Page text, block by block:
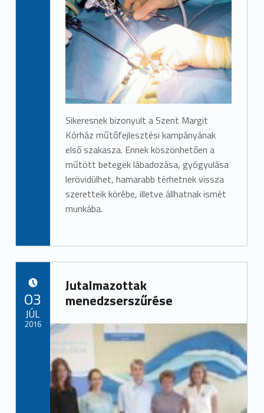
Sikeresnek bizonyult a Szent Margit
Kórház műtőfejlesztési kampányának
első szakasza. Ennek köszönhetően a
műtött betegek lábadozása, gyógyulása
lerövidülhet, hamarabb térhetnek vissza
szeretteik körébe, illetve állhatnak ismét
munkába.
Jutalmazottak
menedzserszűrése
03
JÚL
2016